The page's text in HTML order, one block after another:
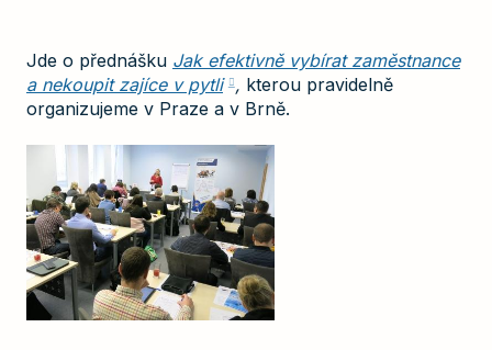
Jde o přednášku Jak efektivně vybírat zaměstnance
a nekoupit zajíce v pytli , kterou pravidelně
organizujeme v Praze a v Brně.